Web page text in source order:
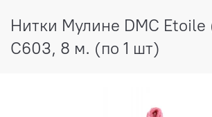
Нитки Мулине DMC Etoile
C603, 8 м. (по 1 шт)